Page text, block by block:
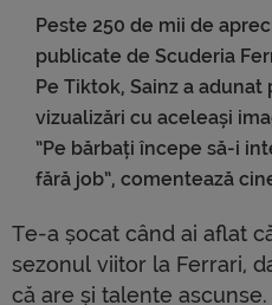
Peste 250 de mii de
publicate de Scuderia
Pe Tiktok, Sainz a
vizualizări cu aceleași
”Pe bărbați începe să-i
fără job”, comentează
Te-a șocat când ai aflat
sezonul viitor la Ferrari,
că are și talente ascunse.